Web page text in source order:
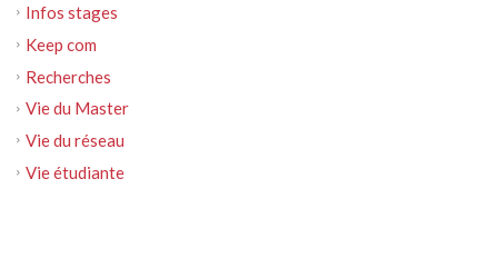
Infos stages
Keep com
Recherches
Vie du Master
Vie du réseau
Vie étudiante